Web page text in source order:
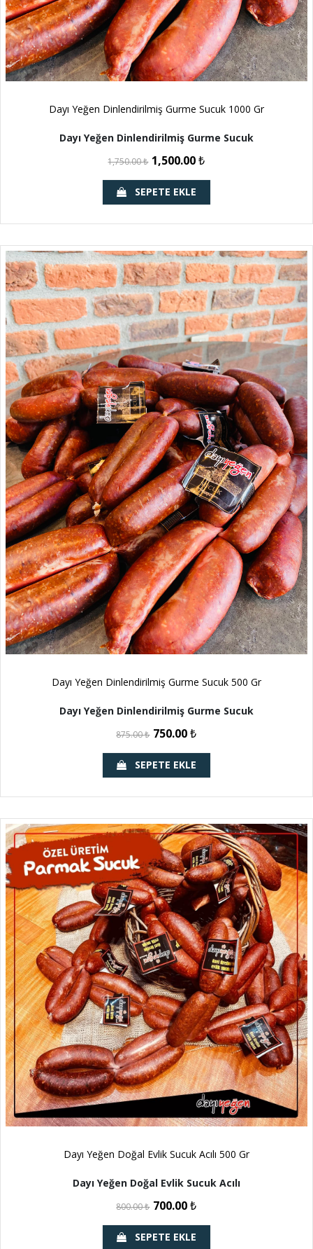
Dayı Yeğen Dinlendirilmiş Gurme Sucuk 1000 Gr
Dayı Yeğen Dinlendirilmiş Gurme Sucuk
1,750.00₺ 1,500.00₺
SEPETE EKLE
Dayı Yeğen Dinlendirilmiş Gurme Sucuk 500 Gr
Dayı Yeğen Dinlendirilmiş Gurme Sucuk
875.00₺ 750.00₺
SEPETE EKLE
Dayı Yeğen Doğal Evlik Sucuk Acılı 500 Gr
Dayı Yeğen Doğal Evlik Sucuk Acılı
800.00₺ 700.00₺
SEPETE EKLE